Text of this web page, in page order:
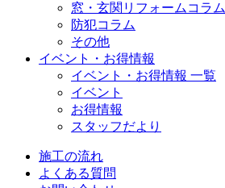
窓・玄関リフォームコラム
防犯コラム
その他
イベント・お得情報
イベント・お得情報 一覧
イベント
お得情報
スタッフだより
施工の流れ
よくある質問